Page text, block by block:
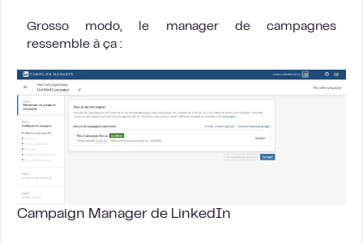
Grosso modo, le manager de campagnes
ressemble à ça :
Campaign Manager de LinkedIn